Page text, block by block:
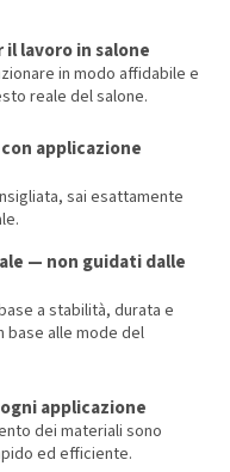
lavoro in salone
in modo affidabile e
reale del salone.
applicazione
sai esattamente
— non guidati dalle
a stabilità, durata e
alle mode del
applicazione
dei materiali sono
ed efficiente.